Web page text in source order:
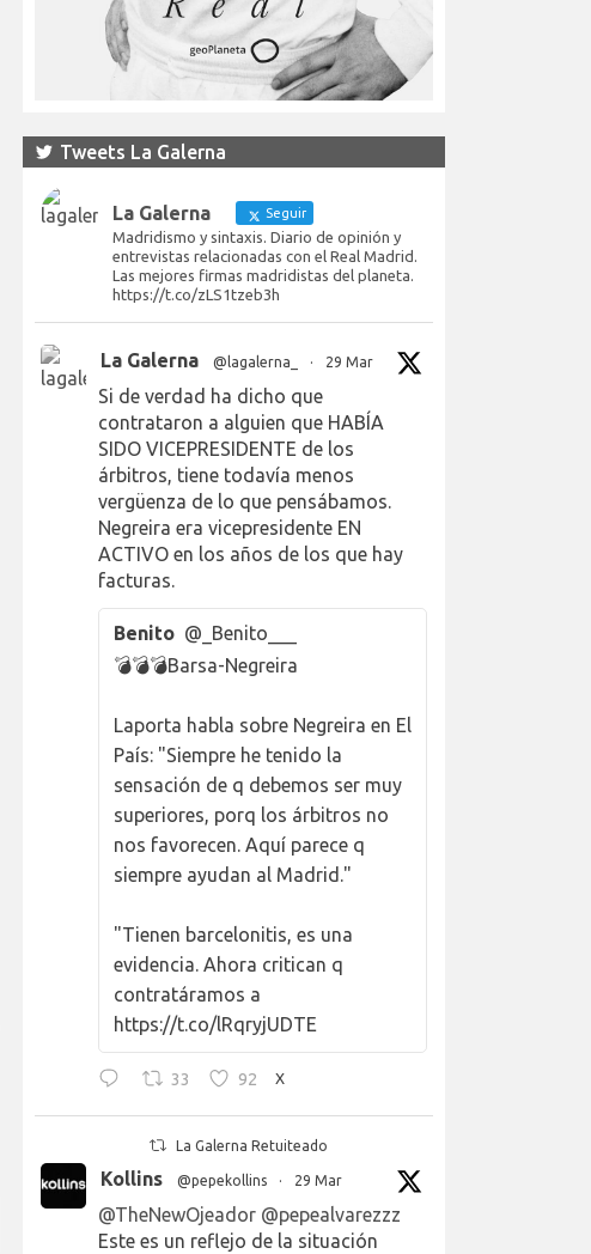
Tweets La Galerna
La Galerna Seguir
Madridismo y sintaxis. Diario de opinión y
entrevistas relacionadas con el Real Madrid.
Las mejores firmas madridistas del planeta.
https://t.co/zLS1tzeb3h
La Galerna @lagalerna_ · 29 Mar
Si de verdad ha dicho que
contrataron a alguien que HABÍA
SIDO VICEPRESIDENTE de los
árbitros, tiene todavía menos
vergüenza de lo que pensábamos.
Negreira era vicepresidente EN
ACTIVO en los años de los que hay
facturas.
Benito @_Benito___
💣💣💣Barsa-Negreira
Laporta habla sobre Negreira en El
País: "Siempre he tenido la
sensación de q debemos ser muy
superiores, porq los árbitros no
nos favorecen. Aquí parece q
siempre ayudan al Madrid."
"Tienen barcelonitis, es una
evidencia. Ahora critican q
contratáramos a
https://t.co/lRqryjUDTE
33 92 X
La Galerna Retuiteado
Kollins @pepekollins · 29 Mar
@TheNewOjeador @pepealvarezzz
Este es un reflejo de la situación